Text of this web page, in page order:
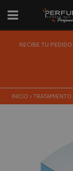
RECIBE TU PEDIDO
INICIO › TRATAMIENTO